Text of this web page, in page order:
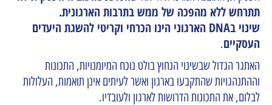
תתרחש ללא מהפכה של ממש בתרבות הארגונית.
שינוי בDNA הארגוני הינו הכרחי וקריטי להשגת היעדים
העסקיים.
האתגר הגדול שבשינוי הנחוץ בולט נוכח המיומנויות, התכונות
וההתנהגויות שהתקבעו בארגון ואשר לעיתים אינן תואמות, העלולות
לבלום, את התכונות הדרושות לארגון ולעובדיו.